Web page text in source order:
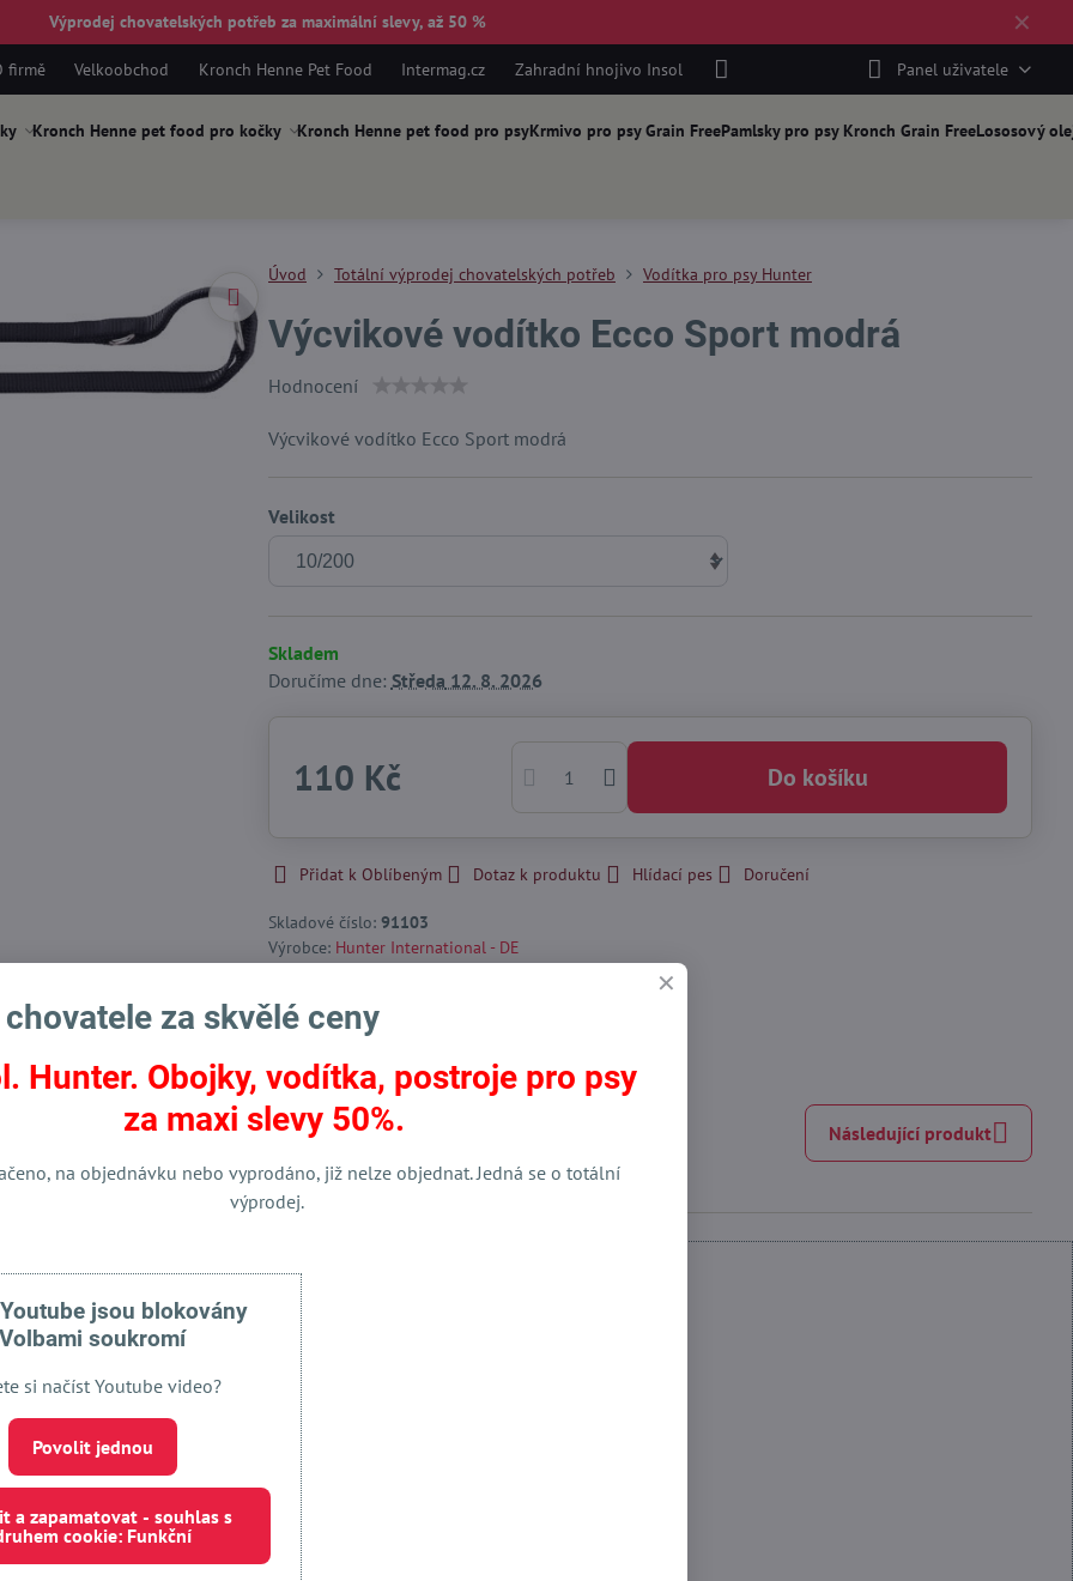
✕
Výprodej chovatelských potřeb za maximální slevy, až 50 %
firmě Velkoobchod Kronch Henne Pet Food Intermag.cz Zahradní hnojivo Insol Panel uživatele
Kronch Henne pet food pro kočky Kronch Henne pet food pro psyKrmivo pro psy Grain FreePamlsky pro psy Kronch Grain FreeLososový
Úvod Totální výprodej chovatelských potřeb Vodítka pro psy Hunter
Výcvikové vodítko Ecco Sport modrá
Hodnocení
Výcvikové vodítko Ecco Sport modrá
Velikost
Skladem
Doručíme dne: Středa 12. 8. 2026
110 Kč Do košíku
Přidat k Oblíbeným Dotaz k produktu Hlídací pes Doručení
Skladové číslo: 91103
Výrobce: Hunter International - DE
mail
Následující produkt
Externí obsah je blokován Volbami soukromí
Přejete si načíst externí obsah?
Povolit a zapamatovat - souhlas s druhem cookie: Funkční
Otevřít obsah v novém okně
za skvělé ceny
Hunter. Obojky, vodítka, postroje pro psy
za maxi slevy 50%.
na objednávku nebo vyprodáno, již nelze objednat. Jedná se o totální
výprodej.
jsou blokovány
Volbami soukromí
si načíst Youtube video?
Povolit jednou
a zapamatovat - souhlas s
cookie: Funkční